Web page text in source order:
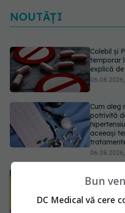
NOUTĂȚI
Cum aleg
potrivită
aceeași
Ilie
contextul
Bun
DC Medical vă cere